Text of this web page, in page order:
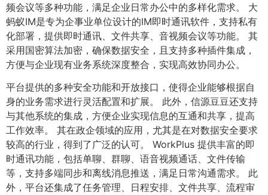
频会议等多种功能，满足企业日常办公中的多样化需求。 大
蚂蚁IM是专为企事业单位设计的IM即时通讯软件，支持私有
化部署，提供即时通讯、文件共享、音视频会议等功能。 其
采用国密算法加密，确保数据安全，且支持多种插件集成，
方便与企业现有业务系统深度整合，实现高效协同办公。
平台提供的多种安全功能和开放接口，使得企业能够根据自
身的业务需求进行灵活配置和扩展。 此外，信源豆豆还支持
与其他系统的集成，方便企业实现信息的互通和共享，提高
工作效率。 其在政企领域的应用，尤其是在对数据安全要求
较高的行业，得到了广泛的认可。 WorkPlus 提供丰富的即
时通讯功能，包括单聊、群聊、语音视频通话、文件传输
等，支持多端同步和离线消息推送，满足日常沟通需求。 此
外，平台还集成了任务管理、日程安排、文件共享、流程审